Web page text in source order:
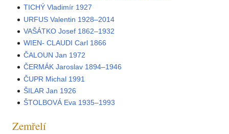
TICHÝ Vladimír 1927
URFUS Valentin 1928–2014
VAŠÁTKO Josef 1862–1932
WIEN- CLAUDI Carl 1866
ČALOUN Jan 1972
ČERMÁK Jaroslav 1894–1946
ČUPR Michal 1991
ŠILAR Jan 1926
ŠTOLBOVÁ Eva 1935–1993
Zemřelí